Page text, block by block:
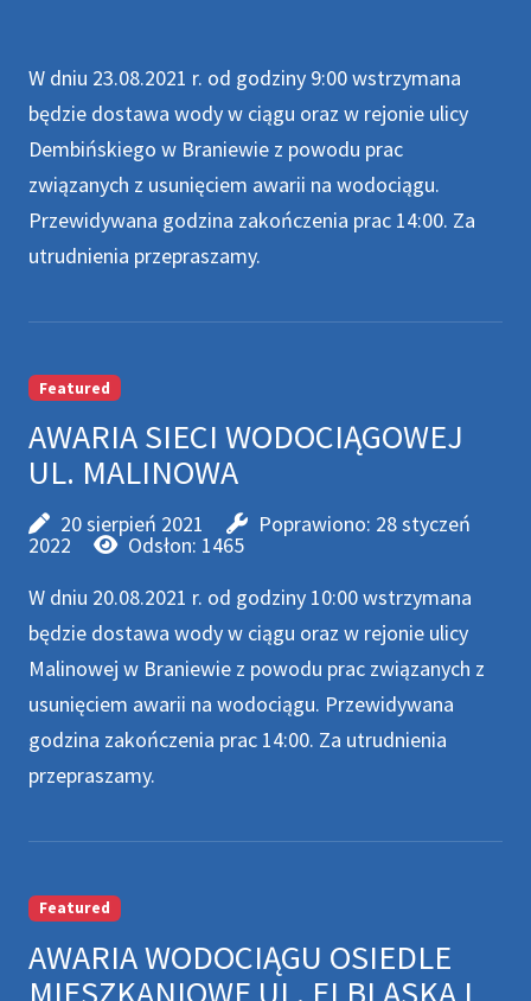
W dniu 23.08.2021 r. od godziny 9:00 wstrzymana
będzie dostawa wody w ciągu oraz w rejonie ulicy
Dembińskiego w Braniewie z powodu prac
związanych z usunięciem awarii na wodociągu.
Przewidywana godzina zakończenia prac 14:00. Za
utrudnienia przepraszamy.
Featured
AWARIA SIECI WODOCIĄGOWEJ
UL. MALINOWA
20 sierpień 2021 Poprawiono: 28 styczeń
2022
Odsłon: 1465
W dniu 20.08.2021 r. od godziny 10:00 wstrzymana
będzie dostawa wody w ciągu oraz w rejonie ulicy
Malinowej w Braniewie z powodu prac związanych z
usunięciem awarii na wodociągu. Przewidywana
godzina zakończenia prac 14:00. Za utrudnienia
przepraszamy.
Featured
AWARIA WODOCIĄGU OSIEDLE